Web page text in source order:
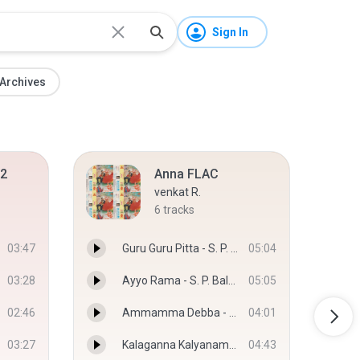
Sign In
Archives
03:47
03:28
02:46
03:27
Anna FLAC
venkat R.
6 tracks
Guru Guru Pitta - S. P. Balasubramanyam & Chitra 05:04
Ayyo Rama - S. P. Balasubramanyam & Chitra 05:05
Ammamma Debba - Chitra & S. P. Balasubramanyam 04:01
Kalaganna Kalyanama - Chitra 04:43